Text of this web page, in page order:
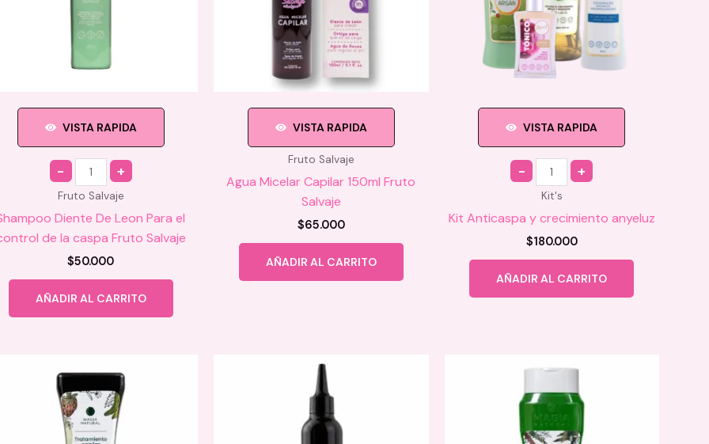
VISTA RAPIDA
Quantity
Fruto Salvaje
Diente De Leon Para el
de la caspa Fruto Salvaje
$50.000
AÑADIR AL CARRITO
VISTA RAPIDA
Fruto Salvaje
Agua Micelar Capilar 150ml Fruto
Salvaje
$65.000
AÑADIR AL CARRITO
VISTA RAPIDA
Quantity
Kit's
Kit Anticaspa y crecimiento anyeluz
$180.000
AÑADIR AL CARRITO